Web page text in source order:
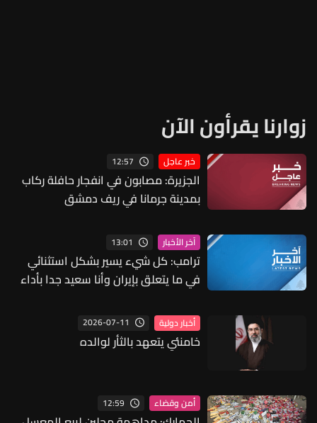
زوارنا يقرأون الآن
خبر عاجل 12:57
الجزيرة: مصابون في انفجار حافلة ركاب
بمدينة جرمانا في ريف دمشق
آخر الأخبار 13:01
ترامب: كل شيء يسير بشكل استثنائي
في ما يتعلق بإيران وأنا سعيد جدا بأداء
أخبار دولية 2026-07-11
خامنئي يتعهد بالثأر لوالده
أمن وقضاء 12:59